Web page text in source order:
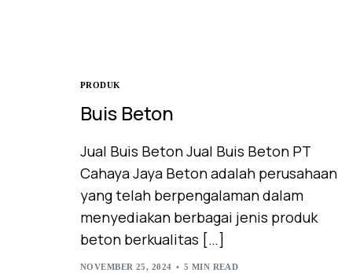
PRODUK
Buis Beton
Jual Buis Beton Jual Buis Beton PT
Cahaya Jaya Beton adalah perusahaan
yang telah berpengalaman dalam
menyediakan berbagai jenis produk
beton berkualitas […]
NOVEMBER 25, 2024 5 MIN READ